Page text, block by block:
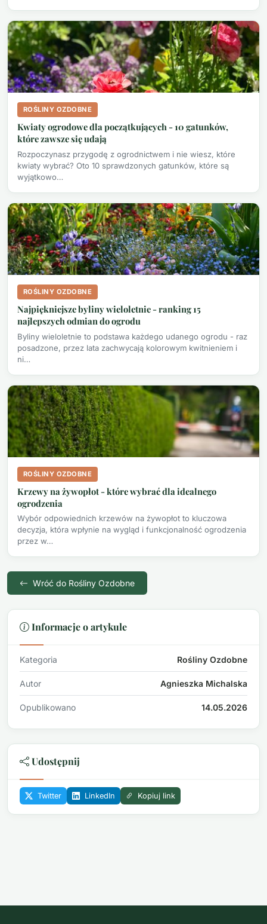
ROŚLINY OZDOBNE
Kwiaty ogrodowe dla początkujących - 10 gatunków,
które zawsze się udają
Rozpoczynasz przygodę z ogrodnictwem i nie wiesz, które
kwiaty wybrać? Oto 10 sprawdzonych gatunków, które są
wyjątkowo…
ROŚLINY OZDOBNE
Najpiękniejsze byliny wieloletnie - ranking 15
najlepszych odmian do ogrodu
Byliny wieloletnie to podstawa każdego udanego ogrodu - raz
posadzone, przez lata zachwycają kolorowym kwitnieniem i
ni…
ROŚLINY OZDOBNE
Krzewy na żywopłot - które wybrać dla idealnego
ogrodzenia
Wybór odpowiednich krzewów na żywopłot to kluczowa
decyzja, która wpłynie na wygląd i funkcjonalność ogrodzenia
przez w…
Wróć do Rośliny Ozdobne
Informacje o artykule
Kategoria Rośliny Ozdobne
Autor Agnieszka Michalska
Opublikowano 14.05.2026
Udostępnij
Twitter LinkedIn Kopiuj link